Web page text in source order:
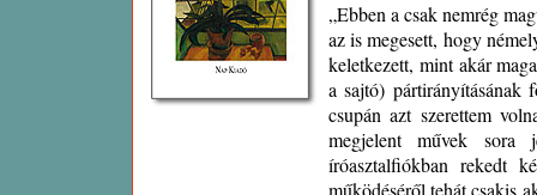
„Ebben a csak nemrég
az is megesett, hogy
keletkezett, mint akár
a sajtó) pártirányításának
csupán azt szerettem
megjelent művek sora
íróasztalfiókban rekedt
működéséről tehát csakis